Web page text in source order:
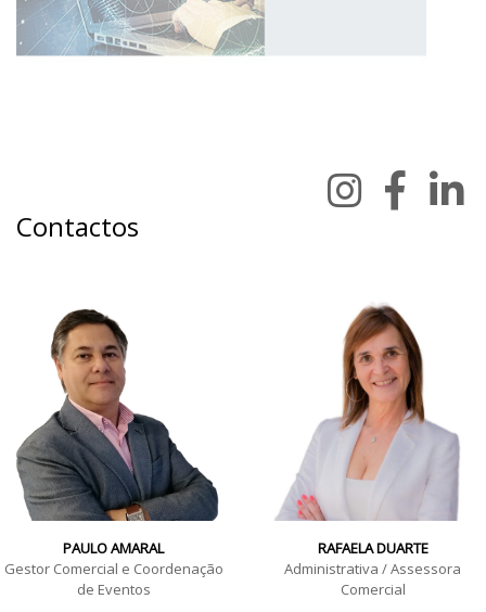
Contactos
PAULO AMARAL
Gestor Comercial e Coordenação
de Eventos
RAFAELA DUARTE
Administrativa / Assessora
Comercial